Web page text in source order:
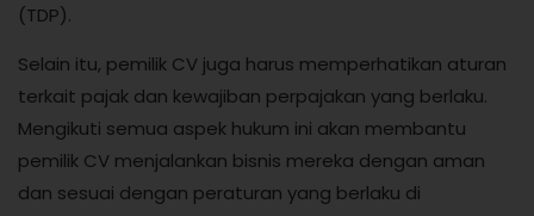
(TDP).
Selain itu, pemilik CV juga harus memperhatikan aturan
terkait pajak dan kewajiban perpajakan yang berlaku.
Mengikuti semua aspek hukum ini akan membantu
pemilik CV menjalankan bisnis mereka dengan aman
dan sesuai dengan peraturan yang berlaku di